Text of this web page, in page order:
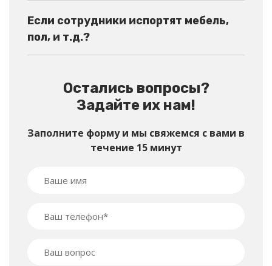
Если сотрудники испортят мебель,
пол, и т.д.?
Остались вопросы?
Задайте их нам!
Заполните форму и мы свяжемся с вами в
течение 15 минут